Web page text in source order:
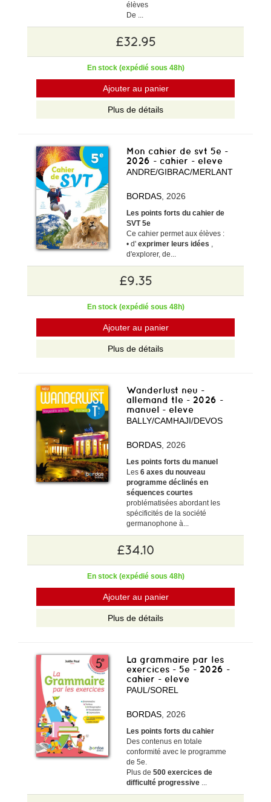
élèves
De ...
£32.95
En stock (expédié sous 48h)
Ajouter au panier
Plus de détails
Mon cahier de svt 5e -
2026 - cahier - eleve
ANDRE/GIBRAC/MERLANT
BORDAS , 2026
Les points forts du cahier de
SVT 5e
Ce cahier permet aux élèves :
• d'exprimer leurs idées ,
d'explorer, de...
£9.35
En stock (expédié sous 48h)
Ajouter au panier
Plus de détails
Wanderlust neu -
allemand tle - 2026 -
manuel - eleve
BALLY/CAMHAJI/DEVOS
BORDAS , 2026
Les points forts du manuel
Les6 axes du nouveau
programme déclinés en
séquences courtes
problématisées abordant les
spécificités de la société
germanophone à...
£34.10
En stock (expédié sous 48h)
Ajouter au panier
Plus de détails
La grammaire par les
exercices - 5e - 2026 -
cahier - eleve
PAUL/SOREL
BORDAS , 2026
Les points forts du cahier
Des contenus en totale
conformité avec le programme
de 5e.
Plus de500 exercices de
difficulté progressive ...